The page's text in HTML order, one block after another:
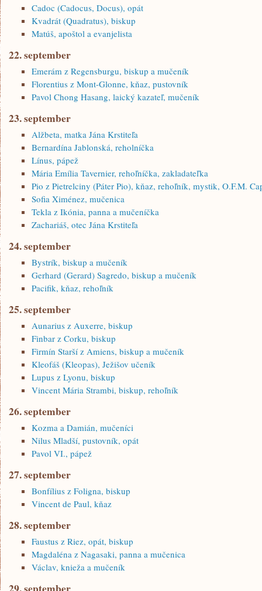
Cadoc (Cadocus, Docus), opát
Kvadrát (Quadratus), biskup
Matúš, apoštol a evanjelista
22. september
Emerám z Regensburgu, biskup a mučeník
Florentius z Mont-Glonne, kňaz, pustovník
Pavol Chong Hasang, laický kazateľ, mučeník
23. september
Alžbeta, matka Jána Krstiteľa
Bernardína Jablonská, reholníčka
Línus, pápež
Mária Emília Tavernier, rehoľníčka, zakladateľka
Pio z Pietrelciny (Páter Pio), kňaz, rehoľník, mystik, O.F.M.
Sofia Ximénez, mučenica
Tekla z Ikónia, panna a mučeníčka
Zachariáš, otec Jána Krstiteľa
24. september
Bystrík, biskup a mučeník
Gerhard (Gerard) Sagredo, biskup a mučeník
Pacifik, kňaz, rehoľník
25. september
Aunarius z Auxerre, biskup
Finbar z Corku, biskup
Firmín Starší z Amiens, biskup a mučeník
Kleofáš (Kleopas), Ježišov učeník
Lupus z Lyonu, biskup
Vincent Mária Strambi, biskup, rehoľník
26. september
Kozma a Damián, mučeníci
Nilus Mladší, pustovník, opát
Pavol VI., pápež
27. september
Bonfílius z Foligna, biskup
Vincent de Paul, kňaz
28. september
Faustus z Riez, opát, biskup
Magdaléna z Nagasaki, panna a mučenica
Václav, knieža a mučeník